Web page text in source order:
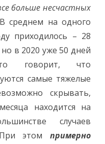
больше несчастных
среднем на одного
приходилось – 28
в 2020 уже 50 дней
Это говорит, что
самые тяжелые
скрывать,
находится на
случаев
При этом примерно